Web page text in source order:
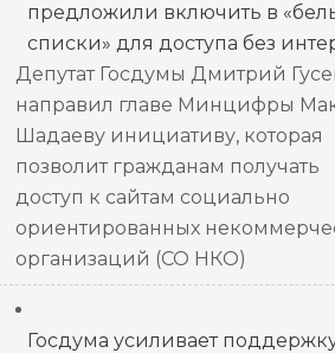
предложили включить в
списки» для доступа без
Депутат Госдумы Дмитрий
направил главе Минцифры
Шадаеву инициативу, которая
позволит гражданам получать
доступ к сайтам социально
ориентированных
организаций (СО НКО)
Госдума усиливает